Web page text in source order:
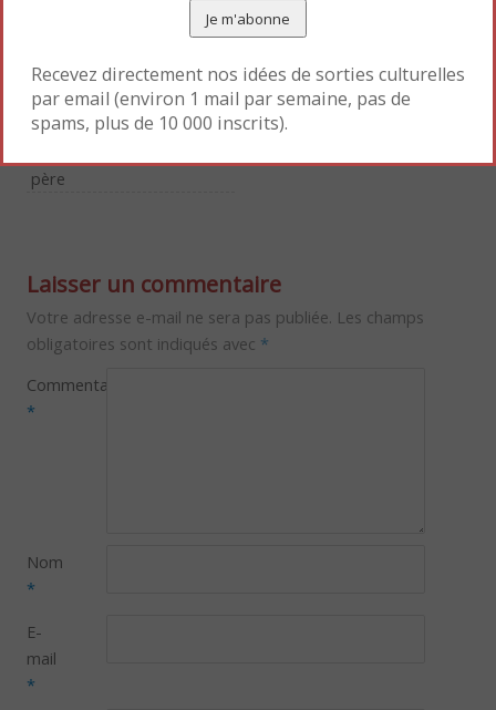
romance rivalités-séduction pour les ados et +.
père
Laisser un commentaire
Votre adresse e-mail ne sera pas publiée. Les champs
obligatoires sont indiqués avec *
Commentaire
*
Nom
*
E-
mail
*
Recevez directement nos idées de sorties culturelles
par email (environ 1 mail par semaine, pas de
spams, plus de 10 000 inscrits).